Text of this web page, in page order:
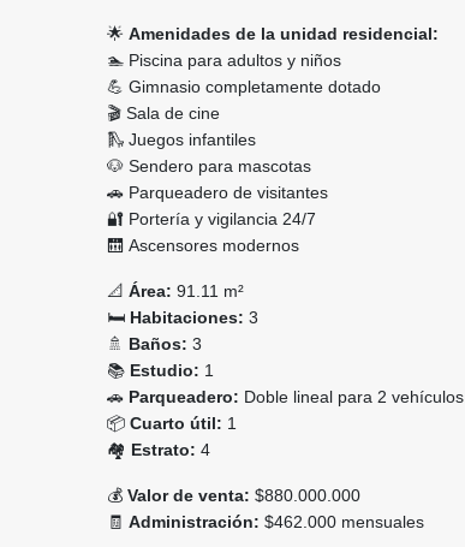
🌟 Amenidades de la unidad residencial:
🏊 Piscina para adultos y niños
💪 Gimnasio completamente dotado
🎬 Sala de cine
🛝 Juegos infantiles
🐶 Sendero para mascotas
🚗 Parqueadero de visitantes
🔐 Portería y vigilancia 24/7
🛗 Ascensores modernos
📐 Área: 91.11 m²
🛏️ Habitaciones: 3
🚿 Baños: 3
📚 Estudio: 1
🚗 Parqueadero: Doble lineal para 2 vehículos
📦 Cuarto útil: 1
🏘️ Estrato: 4
💰 Valor de venta: $880.000.000
🧾 Administración: $462.000 mensuales